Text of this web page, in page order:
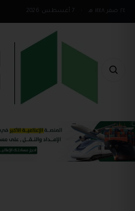
٢٤ صفر ١٤٤٨ هـ 7 أغسطس 2026